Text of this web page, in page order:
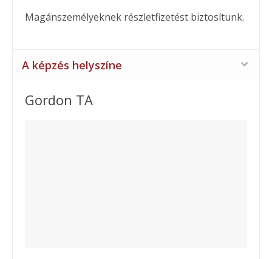
Magánszemélyeknek részletfizetést biztosítunk.
A képzés helyszíne
Gordon TA